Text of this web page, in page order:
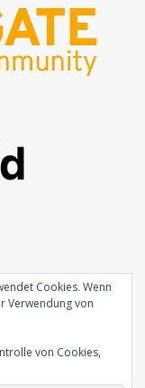
Cookies. Wenn
Verwendung von
von Cookies,